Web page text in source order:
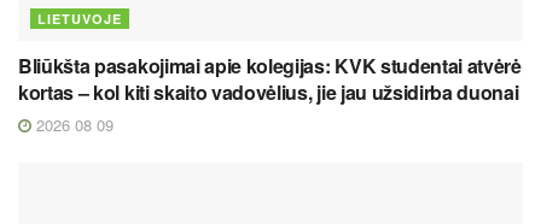
LIETUVOJE
Bliūkšta pasakojimai apie kolegijas: KVK studentai atvėrė
kortas – kol kiti skaito vadovėlius, jie jau užsidirba duonai
2026 08 09